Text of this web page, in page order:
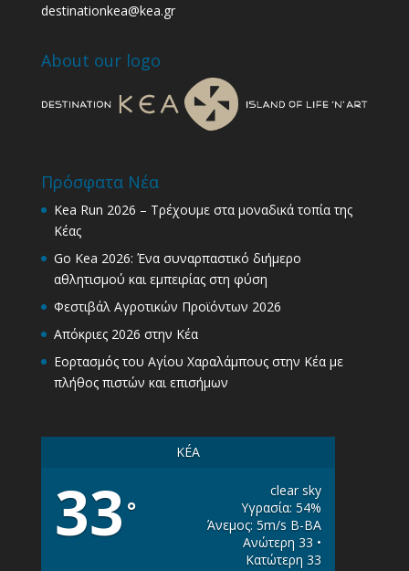
destinationkea@kea.gr
About our logo
Πρόσφατα Νέα
Kea Run 2026 – Τρέχουμε στα μοναδικά τοπία της
Κέας
Go Kea 2026: Ένα συναρπαστικό διήμερο
αθλητισμού και εμπειρίας στη φύση
Φεστιβάλ Αγροτικών Προϊόντων 2026
Απόκριες 2026 στην Κέα
Εορτασμός του Αγίου Χαραλάμπους στην Κέα με
πλήθος πιστών και επισήμων
KÉA
33 °
clear sky
Υγρασία: 54%
Άνεμος: 5m/s Β-ΒΑ
Ανώτερη 33 •
Κατώτερη 33